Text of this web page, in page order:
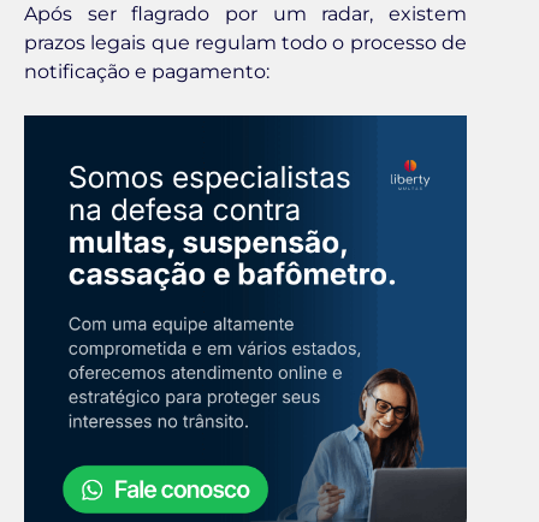
Após ser flagrado por um radar, existem
prazos legais que regulam todo o processo de
notificação e pagamento: